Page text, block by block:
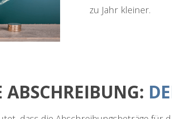
zu Jahr kleiner.
ABSCHREIBUNG: